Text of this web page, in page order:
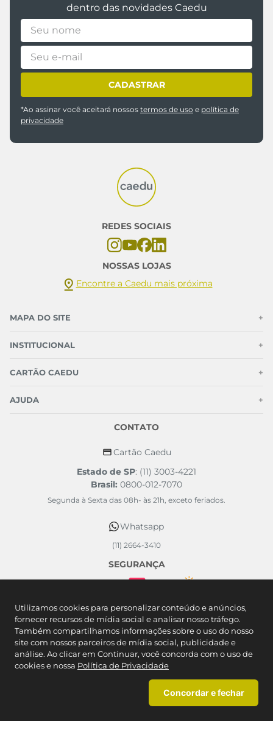
Utilizamos cookies para personalizar conteúdo e anúncios,
fornecer recursos de mídia social e analisar nosso tráfego.
Também compartilhamos informações sobre o uso do nosso
site com nossos parceiros de mídia social, publicidade e
análise. Ao clicar em Continuar, você concorda com o uso de
cookies e nossa Política de Privacidade
Concordar e fechar
dentro das novidades Caedu
CADASTRAR
*Ao assinar você aceitará nossos termos de uso e política de
privacidade
REDES SOCIAIS
NOSSAS LOJAS
Encontre a Caedu mais próxima
MAPA DO SITE +
INSTITUCIONAL +
CARTÃO CAEDU +
AJUDA +
CONTATO
Cartão Caedu
Estado de SP: (11) 3003-4221
Brasil: 0800-012-7070
Segunda à Sexta das 08h- às 21h, exceto feriados.
Whatsapp
(11) 2664-3410
SEGURANÇA
FORMAS DE PAGAMENTO
Caedu Comércio Varejista de Artigos do Vestuário SA. - Rodovia Castelo
Branco KM 57 - Mombaça - São Roque/SP CNPJ: 46.377.727/0113-90